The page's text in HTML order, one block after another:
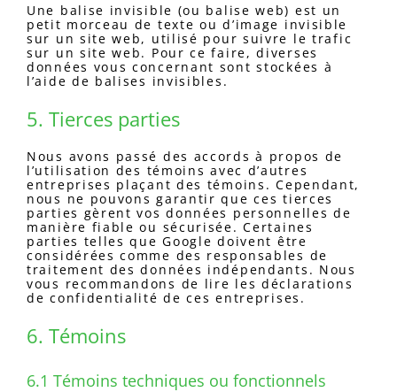
Une balise invisible (ou balise web) est un
petit morceau de texte ou d’image invisible
sur un site web, utilisé pour suivre le trafic
sur un site web. Pour ce faire, diverses
données vous concernant sont stockées à
l’aide de balises invisibles.
5. Tierces parties
Nous avons passé des accords à propos de
l’utilisation des témoins avec d’autres
entreprises plaçant des témoins. Cependant,
nous ne pouvons garantir que ces tierces
parties gèrent vos données personnelles de
manière fiable ou sécurisée. Certaines
parties telles que Google doivent être
considérées comme des responsables de
traitement des données indépendants. Nous
vous recommandons de lire les déclarations
de confidentialité de ces entreprises.
6. Témoins
6.1 Témoins techniques ou fonctionnels